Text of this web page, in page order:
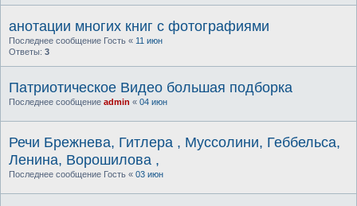
анотации многих книг с фотографиями
Последнее сообщение Гость « 11 июн
Ответы: 3
Патриотическое Видео большая подборка
Последнее сообщение admin « 04 июн
Речи Брежнева, Гитлера , Муссолини, Геббельса,
Ленина, Ворошилова ,
Последнее сообщение Гость « 03 июн